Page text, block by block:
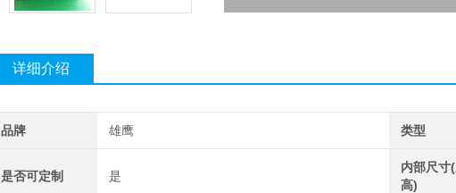
详细介绍
品牌 雄鹰 类型
是否可定制 是
内部尺寸
高)